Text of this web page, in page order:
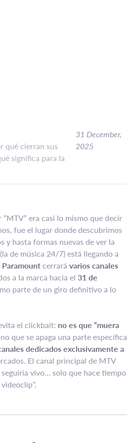
qué cierran sus
significa para la
31 December,
2025
era casi lo mismo que decir
fue el lugar donde descubrimos
y hasta formas nuevas de ver la
de música 24/7) está llegando a
Paramountcerrará varios canales
a la marca hacia el 31 de
parte de un giro definitivo a lo
el clickbait: no es que “muera
que se apaga una parte específica
dedicados exclusivamente a
El canal principal de MTV
vivo… solo que hace tiempo